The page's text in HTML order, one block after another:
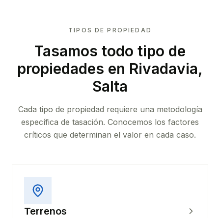
TIPOS DE PROPIEDAD
Tasamos todo tipo de
propiedades en Rivadavia,
Salta
Cada tipo de propiedad requiere una metodología
específica de tasación. Conocemos los factores
críticos que determinan el valor en cada caso.
Terrenos